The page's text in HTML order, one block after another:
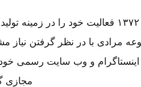
مجموعه مرادی از سال ۱۳۷۲ فعالیت
مرادی با در نظر گرفتن نیاز
پیج اینستاگرام و وب سایت
مجازی